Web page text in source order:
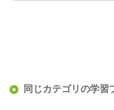
同じカテゴリの学習